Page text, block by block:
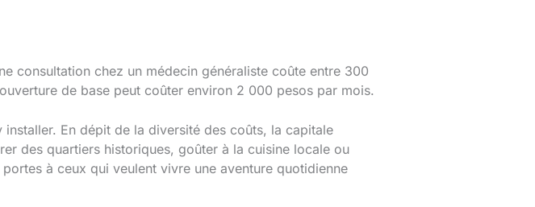
consultation chez un médecin généraliste coûte entre 300
de base peut coûter environ 2 000 pesos par mois.
En dépit de la diversité des coûts, la capitale
des quartiers historiques, goûter à la cuisine locale ou
à ceux qui veulent vivre une aventure quotidienne